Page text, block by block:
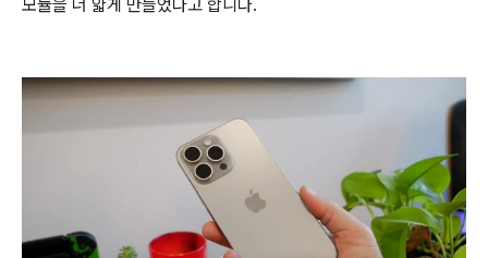
모듈을 더 얇게 만들었다고 합니다.